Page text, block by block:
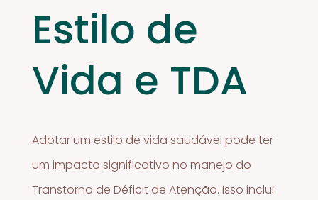
Estilo de
Vida e TDA
Adotar um estilo de vida saudável pode ter
um impacto significativo no manejo do
Transtorno de Déficit de Atenção. Isso inclui